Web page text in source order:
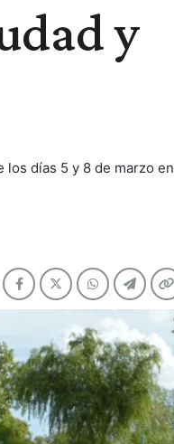
y
días 5 y 8 de marzo en